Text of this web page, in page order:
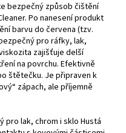
bezpečný způsob čištění
Po nanesení produkt
barvu do červena (tzv.
pro ráfky, lak,
zajišťuje delší
na povrchu. Efektivně
štětečku. Je připraven k
zápach, ale příjemně
pro lak, chrom i sklo Hustá